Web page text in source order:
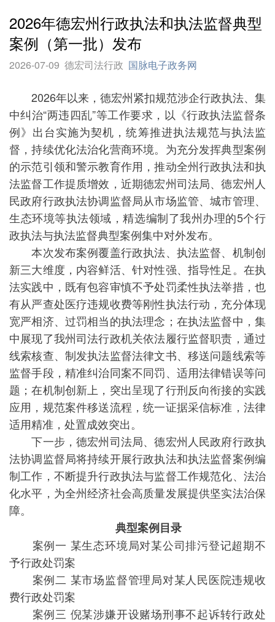
2026年德宏州行政执法和执法监督典型
案例（第一批）发布
2026-07-09 德宏司法行政 国脉电子政务网
2026年以来，德宏州紧扣规范涉企行政执法、集
中纠治“两违四乱”等工作要求，以《行政执法监督条
例》出台实施为契机，统筹推进执法规范与执法监
督，持续优化法治化营商环境。为充分发挥典型案例
的示范引领和警示教育作用，推动全州行政执法和执
法监督工作提质增效，近期德宏州司法局、德宏州人
民政府行政执法协调监督局从市场监管、城市管理、
生态环境等执法领域，精选编制了我州办理的5个行
政执法与执法监督典型案例集中对外发布。
本次发布案例覆盖行政执法、执法监督、机制创
新三大维度，内容鲜活、针对性强、指导性足。在执
法实践中，既有包容审慎不予处罚柔性执法举措，也
有从严查处医疗违规收费等刚性执法行动，充分体现
宽严相济、过罚相当的执法理念；在执法监督中，集
中展现了我州司法行政机关依法履行监督职责，通过
线索核查、制发执法监督法律文书、移送问题线索等
监督手段，精准纠治同案不同罚、适用法律错误等问
题；在机制创新上，突出呈现了行刑反向衔接的实践
应用，规范案件移送流程，统一证据采信标准，法律
适用精准，处置成效突出。
下一步，德宏州司法局、德宏州人民政府行政执
法协调监督局将持续开展行政执法和执法监督案例编
制工作，不断提升行政执法与监督工作规范化、法治
化水平，为全州经济社会高质量发展提供坚实法治保
障。
典型案例目录
案例一 某生态环境局对某公司排污登记超期不
予行政处罚案
案例二 某市场监督管理局对某人民医院违规收
费行政处罚案
案例三 倪某涉嫌开设赌场刑事不起诉转行政处